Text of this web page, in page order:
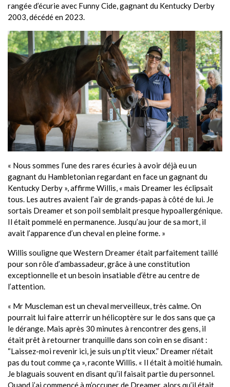
rangée d’écurie avec Funny Cide, gagnant du Kentucky Derby
2003, décédé en 2023.
« Nous sommes l’une des rares écuries à avoir déjà eu un
gagnant du Hambletonian regardant en face un gagnant du
Kentucky Derby », affirme Willis, « mais Dreamer les éclipsait
tous. Les autres avaient l’air de grands-papas à côté de lui. Je
sortais Dreamer et son poil semblait presque hypoallergénique.
Il était pommelé en permanence. Jusqu’au jour de sa mort, il
avait l’apparence d’un cheval en pleine forme. »
Willis souligne que Western Dreamer était parfaitement taillé
pour son rôle d’ambassadeur, grâce à une constitution
exceptionnelle et un besoin insatiable d’être au centre de
l’attention.
« Mr Muscleman est un cheval merveilleux, très calme. On
pourrait lui faire atterrir un hélicoptère sur le dos sans que ça
le dérange. Mais après 30 minutes à rencontrer des gens, il
était prêt à retourner tranquille dans son coin en se disant :
“Laissez-moi revenir ici, je suis un p’tit vieux.” Dreamer n’était
pas du tout comme ça », raconte Willis. « Il était à moitié humain.
Je blaguais souvent en disant qu’il faisait partie du personnel.